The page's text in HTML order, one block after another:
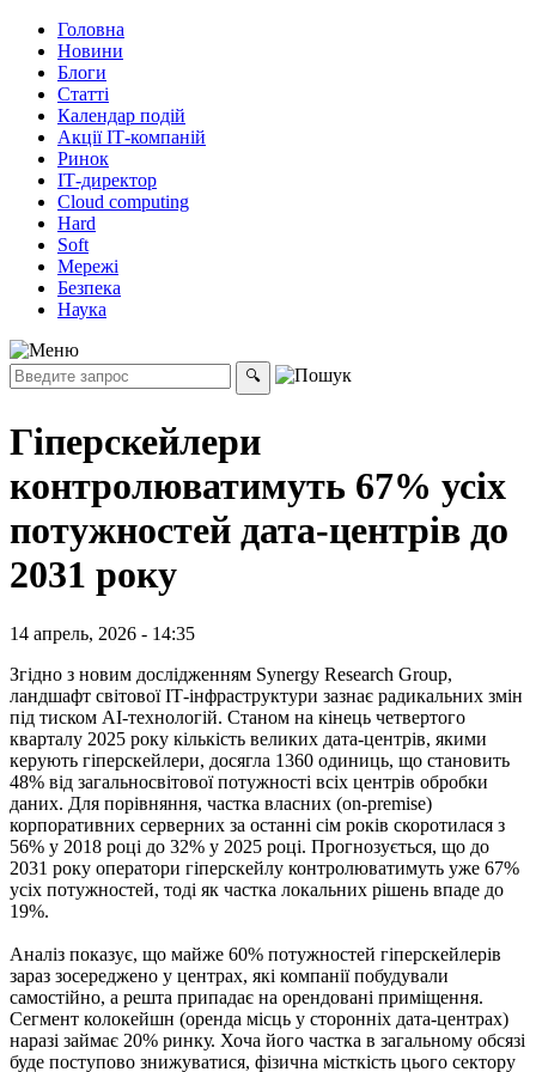
Головна
Новини
Блоги
Статті
Календар подій
Акції ІТ-компаній
Ринок
ІТ-директор
Cloud computing
Hard
Soft
Мережі
Безпека
Наука
Гіперскейлери
контролюватимуть 67% усіх
потужностей дата-центрів до
2031 року
14 апрель, 2026 - 14:35
Згідно з новим дослідженням Synergy Research Group,
ландшафт світової ІТ-інфраструктури зазнає радикальних змін
під тиском AI-технологій. Станом на кінець четвертого
кварталу 2025 року кількість великих дата-центрів, якими
керують гіперскейлери, досягла 1360 одиниць, що становить
48% від загальносвітової потужності всіх центрів обробки
даних. Для порівняння, частка власних (on-premise)
корпоративних серверних за останні сім років скоротилася з
56% у 2018 році до 32% у 2025 році. Прогнозується, що до
2031 року оператори гіперскейлу контролюватимуть уже 67%
усіх потужностей, тоді як частка локальних рішень впаде до
19%.
Аналіз показує, що майже 60% потужностей гіперскейлерів
зараз зосереджено у центрах, які компанії побудували
самостійно, а решта припадає на орендовані приміщення.
Сегмент колокейшн (оренда місць у сторонніх дата-центрах)
наразі займає 20% ринку. Хоча його частка в загальному обсязі
буде поступово знижуватися, фізична місткість цього сектору